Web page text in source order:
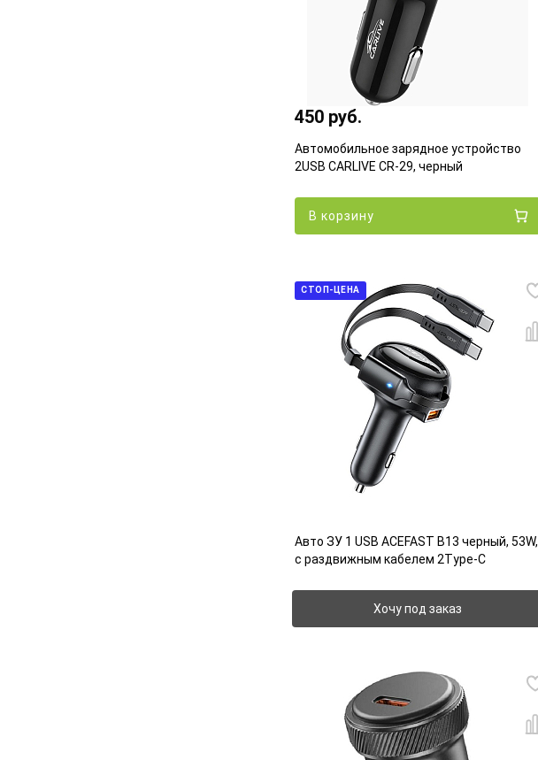
450 руб.
Автомобильное зарядное устройство
2USB CARLIVE CR-29, черный
В корзину
СТОП-ЦЕНА
Авто ЗУ 1 USB ACEFAST B13 черный, 53W,
с раздвижным кабелем 2Type-C
Хочу под заказ